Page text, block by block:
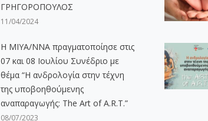
ΓΡΗΓΟΡΟΠΟΥΛΟΣ
11/04/2024
Η ΜΙΥΑ/ΝΝΑ πραγματοποίησε στις
07 και 08 Ιουλίου Συνέδριο με
θέμα “Η ανδρολογία στην τέχνη
της υποβοηθούμενης
αναπαραγωγής: The Art of A.R.T.”
08/07/2023